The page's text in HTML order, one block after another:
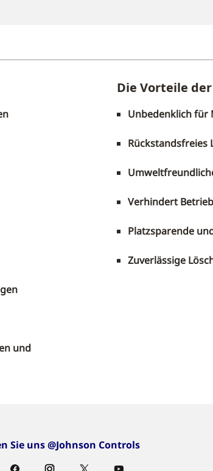
und
Die Vorteile
Unbedenklich für
Rückstandsfreies
Verhindert
Platzsparende
Zuverlässige
Sie uns @Johnson Controls